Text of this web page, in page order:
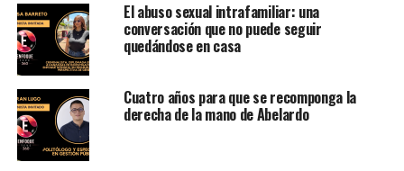
El abuso sexual intrafamiliar: una
conversación que no puede seguir
quedándose en casa
Cuatro años para que se recomponga la
derecha de la mano de Abelardo